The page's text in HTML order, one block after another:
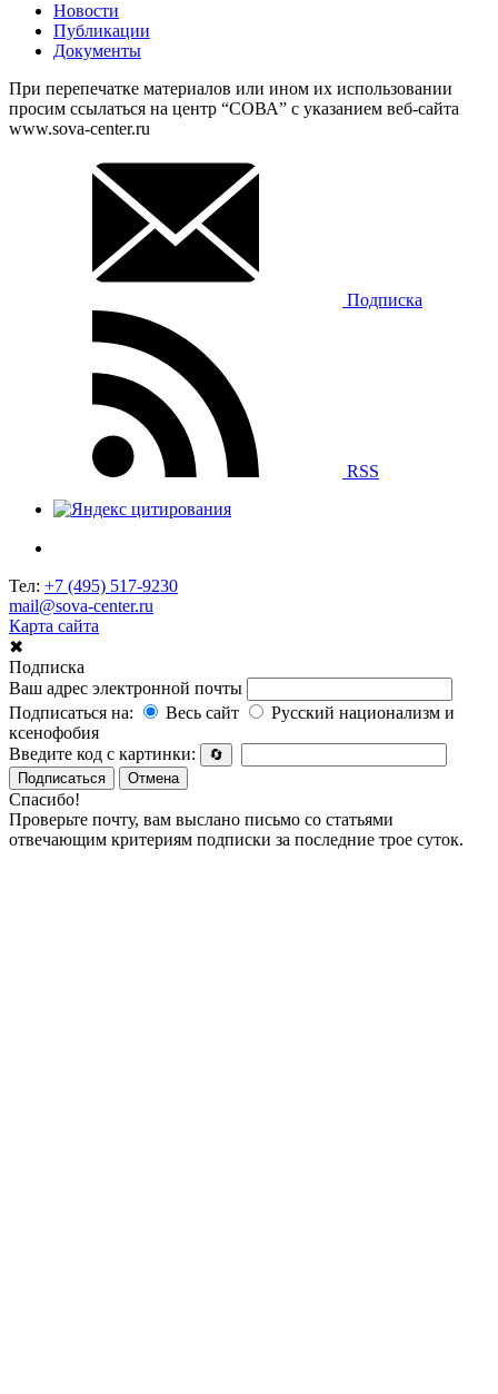
Новости
Публикации
Документы
При перепечатке материалов или ином их использовании
просим ссылаться на центр “СОВА” с указанием веб-сайта
www.sova-center.ru
Подписка
RSS
Тел: +7 (495) 517-9230
mail@sova-center.ru
Карта сайта
✖
Подписка
Ваш адрес электронной почты
Подписаться на:
Весь сайт
Русский национализм и
ксенофобия
Введите код с картинки:
🔄
Подписаться
Отмена
Спасибо!
Проверьте почту, вам выслано письмо со статьями
отвечающим критериям подписки за последние трое суток.